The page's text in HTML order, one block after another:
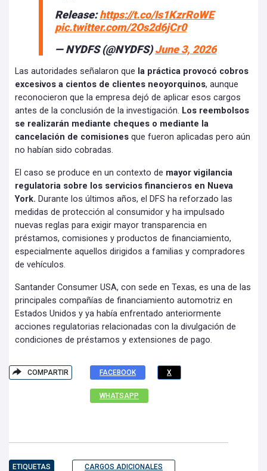
Release:https://t.co/Is1KzrRoWE
pic.twitter.com/2Os2d6jCr0
— NYDFS (@NYDFS)June 3, 2026
Las autoridades señalaron que la práctica provocó cobros
excesivos a cientos de clientes neoyorquinos, aunque
reconocieron que la empresa dejó de aplicar esos cargos
antes de la conclusión de la investigación. Los reembolsos
se realizarán mediante cheques o mediante la
cancelación de comisiones que fueron aplicadas pero aún
no habían sido cobradas.
El caso se produce en un contexto de mayor vigilancia
regulatoria sobre los servicios financieros en Nueva
York. Durante los últimos años, el DFS ha reforzado las
medidas de protección al consumidor y ha impulsado
nuevas reglas para exigir mayor transparencia en
préstamos, comisiones y productos de financiamiento,
especialmente aquellos dirigidos a familias y compradores
de vehículos.
Santander Consumer USA, con sede en Texas, es una de las
principales compañías de financiamiento automotriz en
Estados Unidos y ya había enfrentado anteriormente
acciones regulatorias relacionadas con la divulgación de
condiciones de préstamos y extensiones de pago.
COMPARTIR FACEBOOK X
WHATSAPP
ETIQUETAS CARGOS ADICIONALES